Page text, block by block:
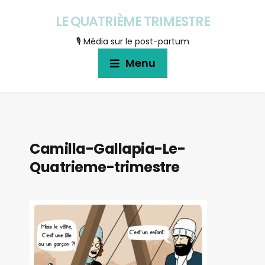
LE QUATRIÈME TRIMESTRE
🎙 Média sur le post-partum
Menu
Camilla-Gallapia-Le-
Quatrieme-trimestre